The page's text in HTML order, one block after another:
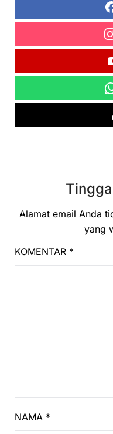
Alamat email Anda
yang
KOMENTAR *
NAMA *